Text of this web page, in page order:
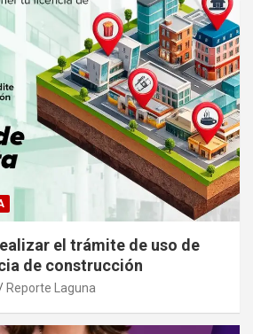
el trámite de uso de
de construcción
Reporte Laguna